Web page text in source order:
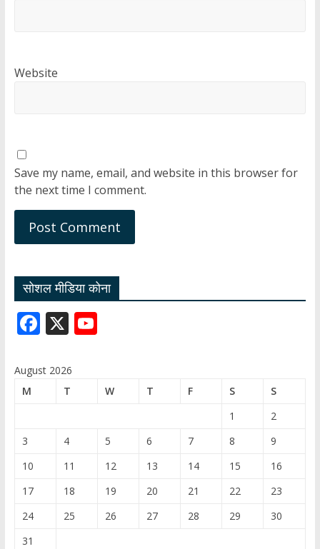
Website
Save my name, email, and website in this browser for
the next time I comment.
सोशल मीडिया कोना
F
e
X Y
T
b
e
C
h
a
August 2026
M
T W T F S
S
1
2
3
4 5 6 7 8
9
10
11 12 13 14 15
16
17
18 19 20 21 22
23
24
25 26 27 28 29
30
31